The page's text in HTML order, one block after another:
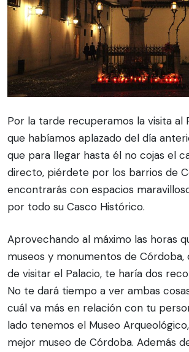
Por la tarde recuperamos la visita al
que habíamos aplazado del día
que para llegar hasta él no cojas el
directo, piérdete por los barrios de
encontrarás con espacios
por todo su Casco Histórico.
Aprovechando al máximo las horas
museos y monumentos de Córdoba,
de visitar el Palacio, te haría dos
No te dará tiempo a ver ambas
cuál va más en relación con tu
lado tenemos el Museo
mejor museo de Córdoba. Además